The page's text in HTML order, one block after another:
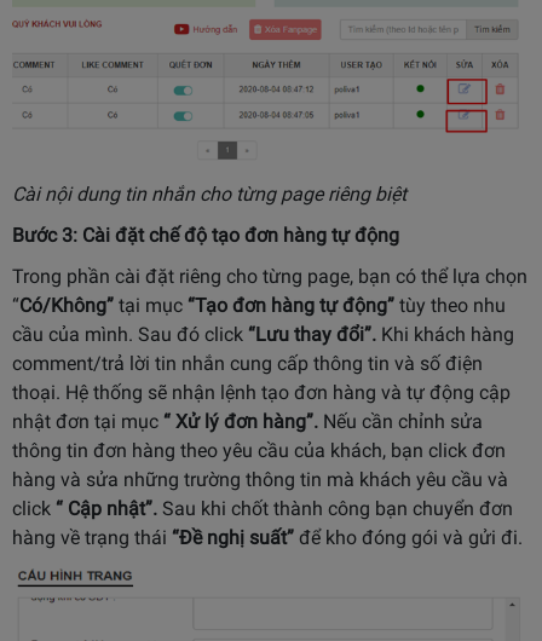
Cài nội dung tin nhắn cho từng page riêng biệt
Bước 3: Cài đặt chế độ tạo đơn hàng tự động
Trong phần cài đặt riêng cho từng page, bạn có thể lựa chọn
“Có/Không” tại mục “Tạo đơn hàng tự động” tùy theo nhu
cầu của mình. Sau đó click “Lưu thay đổi”. Khi khách hàng
comment/trả lời tin nhắn cung cấp thông tin và số điện
thoại. Hệ thống sẽ nhận lệnh tạo đơn hàng và tự động cập
nhật đơn tại mục “ Xử lý đơn hàng”. Nếu cần chỉnh sửa
thông tin đơn hàng theo yêu cầu của khách, bạn click đơn
hàng và sửa những trường thông tin mà khách yêu cầu và
click “ Cập nhật”. Sau khi chốt thành công bạn chuyển đơn
hàng về trạng thái “Đề nghị suất” để kho đóng gói và gửi đi.